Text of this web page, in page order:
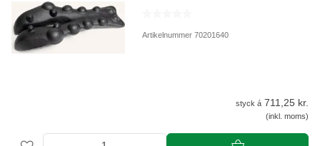
Artikelnummer 70201640
styck á 711,25 kr.
(inkl. moms)